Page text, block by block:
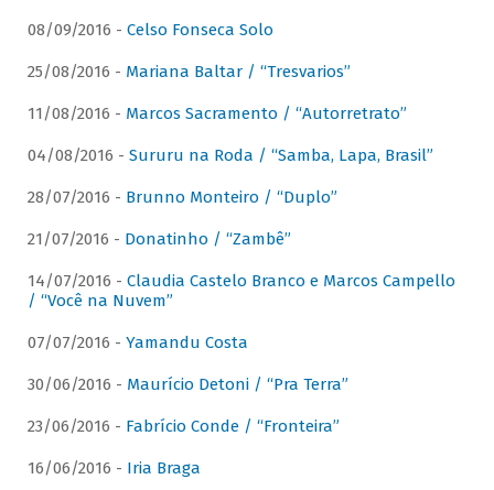
08/09/2016 - Celso Fonseca Solo
25/08/2016 - Mariana Baltar / “Tresvarios”
11/08/2016 - Marcos Sacramento / “Autorretrato”
04/08/2016 - Sururu na Roda / “Samba, Lapa, Brasil”
28/07/2016 - Brunno Monteiro / “Duplo”
21/07/2016 - Donatinho / “Zambê”
14/07/2016 - Claudia Castelo Branco e Marcos Campello
/ “Você na Nuvem”
07/07/2016 - Yamandu Costa
30/06/2016 - Maurício Detoni / “Pra Terra”
23/06/2016 - Fabrício Conde / “Fronteira”
16/06/2016 - Iria Braga